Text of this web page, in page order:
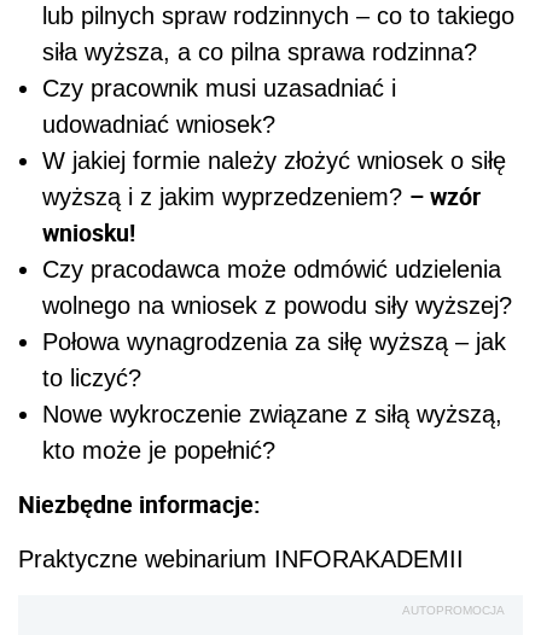
lub pilnych spraw rodzinnych – co to takiego
siła wyższa, a co pilna sprawa rodzinna?
Czy pracownik musi uzasadniać i
udowadniać wniosek?
W jakiej formie należy złożyć wniosek o siłę
wyższą i z jakim wyprzedzeniem? – wzór
wniosku!
Czy pracodawca może odmówić udzielenia
wolnego na wniosek z powodu siły wyższej?
Połowa wynagrodzenia za siłę wyższą – jak
to liczyć?
Nowe wykroczenie związane z siłą wyższą,
kto może je popełnić?
Niezbędne informacje:
Praktyczne webinarium INFORAKADEMII
AUTOPROMOCJA